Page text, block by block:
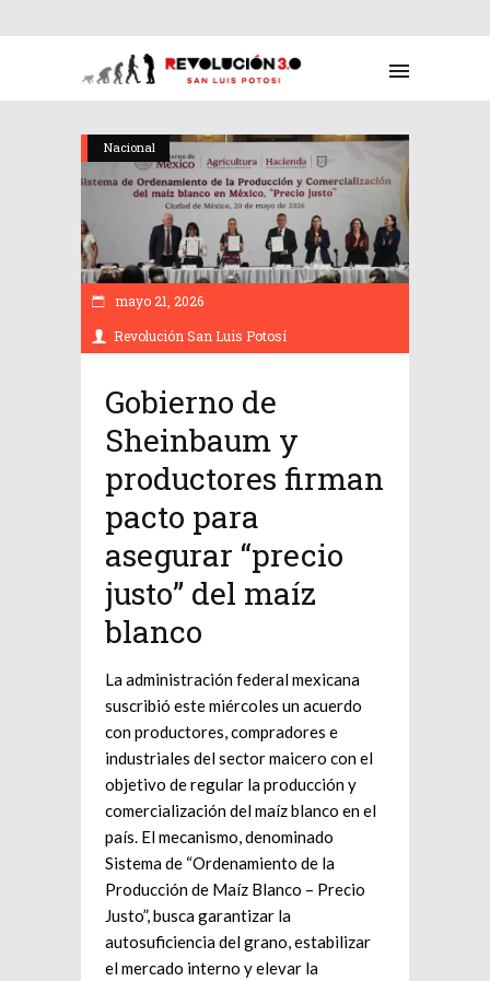
Nacional
mayo 21, 2026
Revolución San Luis Potosí
Gobierno de
Sheinbaum y
productores firman
pacto para
asegurar “precio
justo” del maíz
blanco
La administración federal mexicana
suscribió este miércoles un acuerdo
con productores, compradores e
industriales del sector maicero con el
objetivo de regular la producción y
comercialización del maíz blanco en el
país. El mecanismo, denominado
Sistema de “Ordenamiento de la
Producción de Maíz Blanco – Precio
Justo”, busca garantizar la
autosuficiencia del grano, estabilizar
el mercado interno y elevar la